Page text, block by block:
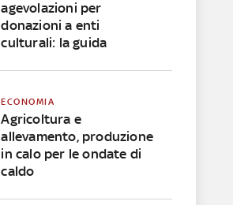
agevolazioni per
donazioni a enti
culturali: la guida
ECONOMIA
Agricoltura e
allevamento, produzione
in calo per le ondate di
caldo